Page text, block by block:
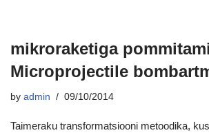
mikroraketiga
Microprojectile
by admin 09/10/2014
Taimeraku transformatsiooni metoodika,